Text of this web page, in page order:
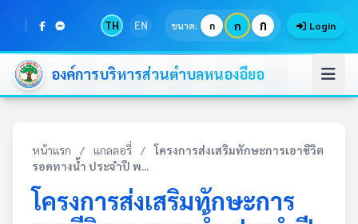
TH EN ขนาด: ก ก ก Login
องค์การบริหารส่วนตำบลหนองอียอ
หน้าแรก / แกลลอรี่ /
โครงการส่งเสริมทักษะการเอาชีวิต
รอดทางน้ำ ประจำปี พ...
โครงการส่งเสริมทักษะการ